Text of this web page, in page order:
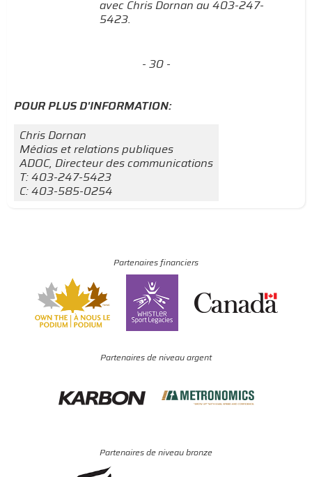
avec Chris Dornan au 403-247-
5423.
- 30 -
POUR PLUS D'INFORMATION:
Chris Dornan
Médias et relations publiques
ADOC, Directeur des communications
T: 403-247-5423
C: 403-585-0254
Partenaires financiers
Partenaires de niveau argent
Partenaires de niveau bronze